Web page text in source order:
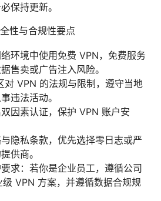
保持更新。
性与合规性要点
环境中使用免费 VPN，免费服务
售卖或广告注入风险。
对 VPN 的法规与限制，遵守当地
违法活动。
因素认证，保护 VPN 账户安
隐私条款，优先选择零日志或严
供商。
求：若你是企业员工，遵循公司
VPN 方案，并遵循数据合规规